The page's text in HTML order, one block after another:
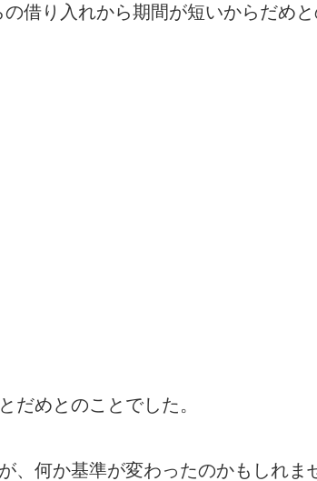
借り入れから期間が短いからだめと
だめとのことでした。
何か基準が変わったのかもしれま